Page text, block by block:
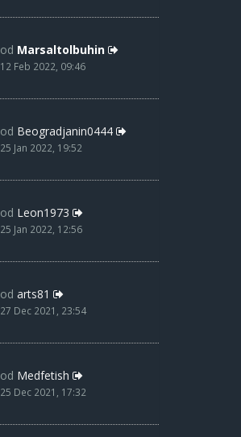
od Marsaltolbuhin
12 Feb 2022, 09:46
od Beogradjanin0444
25 Jan 2022, 19:52
od Leon1973
25 Jan 2022, 12:56
od arts81
27 Dec 2021, 23:54
od Medfetish
25 Dec 2021, 17:32